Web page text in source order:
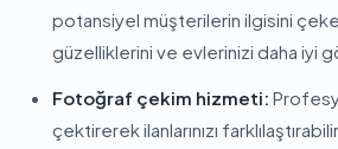
potansiyel müşterilerin ilgisini
güzelliklerini ve evlerinizi daha iyi
Fotoğraf çekim hizmeti:
çektirerek ilanlarınızı